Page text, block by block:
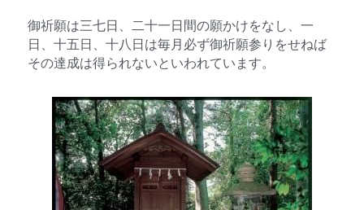
御祈願は三七日、二十一日間の願かけをなし、一
日、十五日、十八日は毎月必ず御祈願参りをせねば
その達成は得られないといわれています。